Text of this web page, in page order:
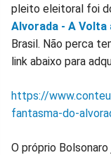
pleito eleitoral foi
Alvorada - A Volta
Brasil. Não perca
link abaixo para
https://
fantasma-do-
O próprio